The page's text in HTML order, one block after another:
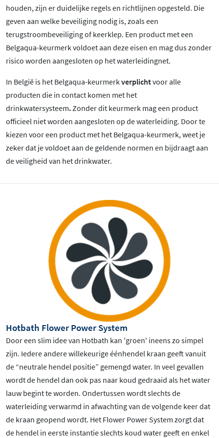
houden, zijn er duidelijke regels en richtlijnen opgesteld. Die
geven aan welke beveiliging nodig is, zoals een
terugstroombeveiliging of keerklep. Een product met een
Belgaqua-keurmerk voldoet aan deze eisen en mag dus zonder
risico worden aangesloten op het waterleidingnet.
In België is het Belgaqua-keurmerkverplichtvoor alle
producten die in contact komen met het
drinkwatersysteem. Zonder dit keurmerk mag een product
officieel niet worden aangesloten op de waterleiding. Door te
kiezen voor een product met het Belgaqua-keurmerk, weet je
zeker dat je voldoet aan de geldende normen en bijdraagt aan
de veiligheid van het drinkwater.
Hotbath Flower Power System
Door een slim idee van Hotbath kan 'groen' ineens zo simpel
zijn. Iedere andere willekeurige éénhendel kraan geeft vanuit
de “neutrale hendel positie” gemengd water. In veel gevallen
wordt de hendel dan ook pas naar koud gedraaid als het water
lauw begint te worden. Ondertussen wordt slechts de
waterleiding verwarmd in afwachting van de volgende keer dat
de kraan geopend wordt. Het Flower Power System zorgt dat
de hendel in eerste instantie slechts koud water geeft en enkel